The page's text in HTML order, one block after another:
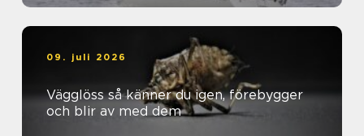
09. juli 2026
Vägglöss så känner du igen, förebygger
och blir av med dem